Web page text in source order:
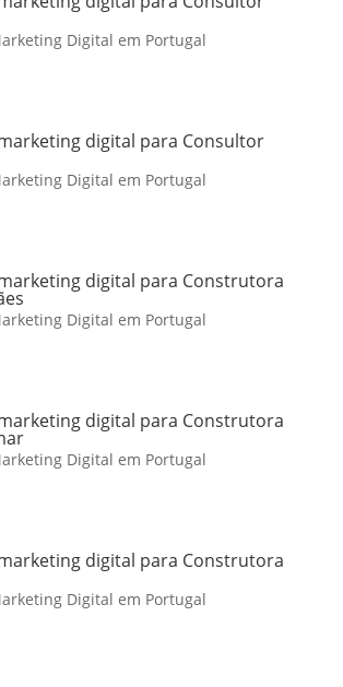
Digital em Portugal
digital para Consultor
Digital em Portugal
digital para Construtora
Digital em Portugal
digital para Construtora
Digital em Portugal
digital para Construtora
Digital em Portugal